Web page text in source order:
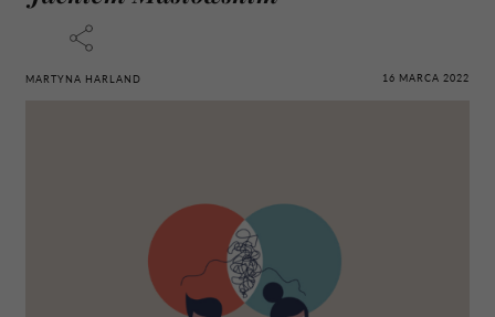
MARTYNA HARLAND 16 MARCA 2022